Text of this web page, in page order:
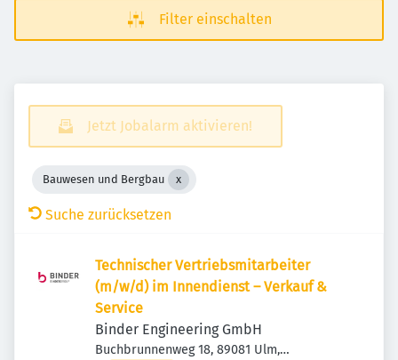
Filter einschalten
Jetzt Jobalarm aktivieren!
Bauwesen und Bergbau
Suche zurücksetzen
Technischer Vertriebsmitarbeiter
(m/w/d) im Innendienst – Verkauf &
Service
Binder Engineering GmbH
Buchbrunnenweg 18, 89081 Ulm,